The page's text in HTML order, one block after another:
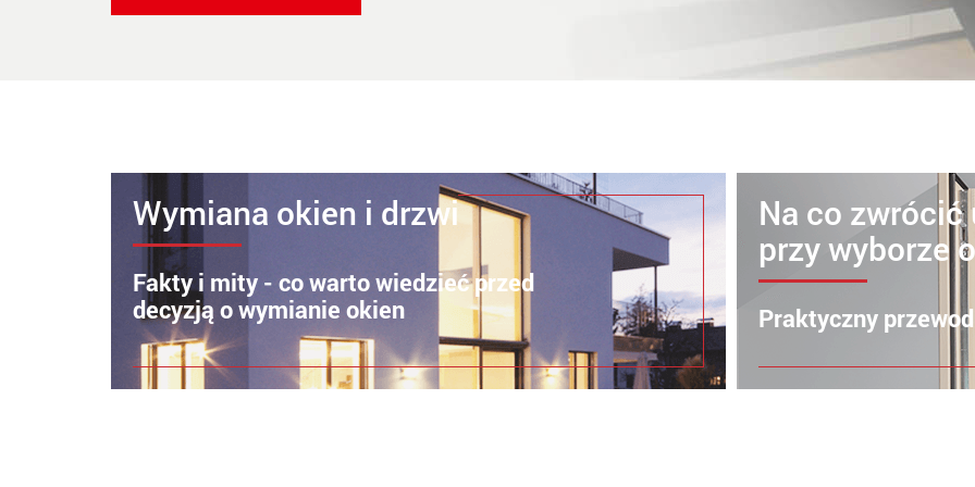
Wymiana okien i drzwi
Fakty i mity - co warto wiedzieć przed
decyzją o wymianie okien
Na co zwrócić
przy wyborze
Praktyczny